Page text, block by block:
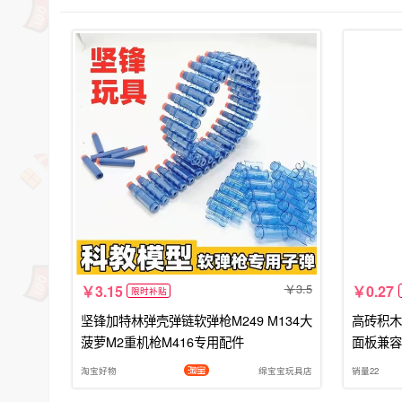
3.15 限时补贴 3.5
坚锋加特林弹壳弹链软弹枪M249 M134大
菠萝M2重机枪M416专用配件
淘宝好物 绵宝宝玩具店
0.27
高砖积
面板兼
销量22